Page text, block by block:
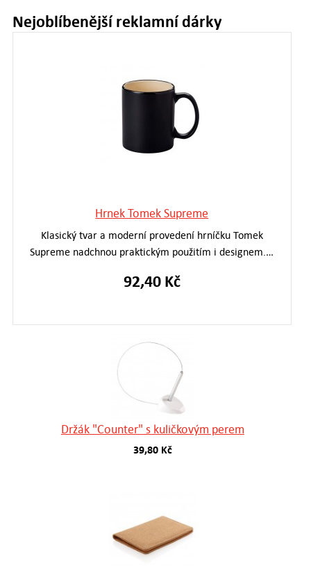
Nejoblíbenější reklamní dárky
Hrnek Tomek Supreme
Klasický tvar a moderní provedení hrníčku Tomek
Supreme nadchnou praktickým použitím i designem.…
92,40 Kč
Držák "Counter" s kuličkovým perem
39,80 Kč